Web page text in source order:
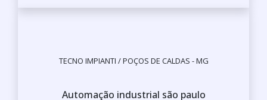
TECNO IMPIANTI / POÇOS DE CALDAS - MG
Automação industrial são paulo